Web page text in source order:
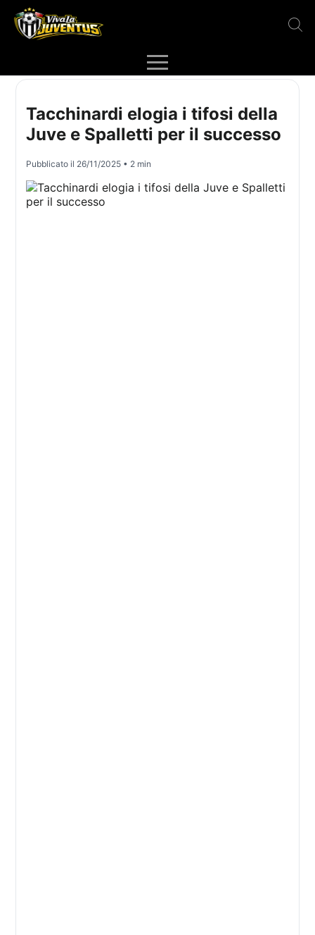
Tacchinardi elogia i tifosi della
Juve e Spalletti per il successo
Pubblicato il 26/11/2025 • 2 min